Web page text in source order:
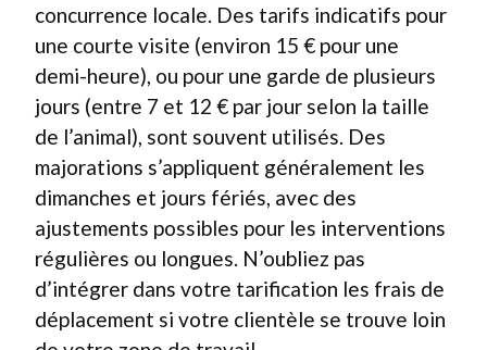
concurrence locale. Des tarifs indicatifs pour
une courte visite (environ 15 € pour une
demi-heure), ou pour une garde de plusieurs
jours (entre 7 et 12 € par jour selon la taille
de l’animal), sont souvent utilisés. Des
majorations s’appliquent généralement les
dimanches et jours fériés, avec des
ajustements possibles pour les interventions
régulières ou longues. N’oubliez pas
d’intégrer dans votre tarification les frais de
déplacement si votre clientèle se trouve loin